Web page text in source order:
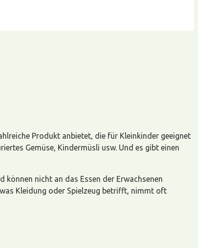
Produkt anbietet, die für Kleinkinder geeignet
Gemüse, Kindermüsli usw. Und es gibt einen
können nicht an das Essen der Erwachsenen
Kleidung oder Spielzeug betrifft, nimmt oft